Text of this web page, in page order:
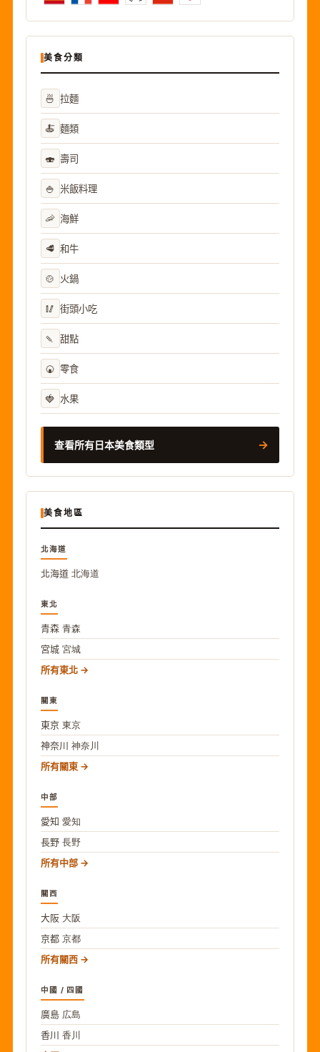
美食分類
🍜 拉麵
🍝 麵類
🍣 壽司
🍚 米飯料理
🦐 海鮮
🥩 和牛
🍲 火鍋
🥢 街頭小吃
🍡 甜點
🍘 零食
🍓 水果
查看所有日本美食類型 →
美食地區
北海道
北海道 北海道
東北
青森 青森
宮城 宮城
所有東北
關東
東京 東京
神奈川 神奈川
所有關東
中部
愛知 愛知
長野 長野
所有中部
關西
大阪 大阪
京都 京都
所有關西
中國 / 四國
廣島 広島
香川 香川